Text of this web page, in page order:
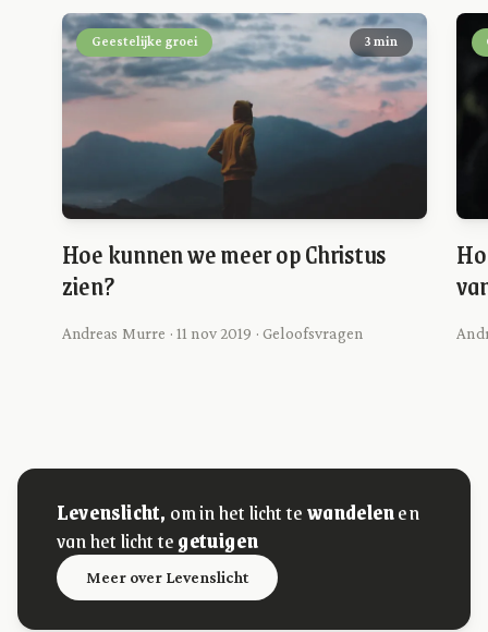
Geestelijke groei 3 min
Hoe kunnen we meer op Christus
zien?
Andreas Murre · 11 nov 2019 · Geloofsvragen
Levenslicht, om in het licht tewandelenen
van het licht tegetuigen
Meer over Levenslicht